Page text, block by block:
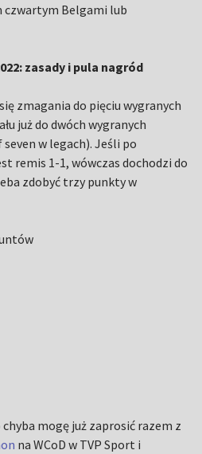
Belgami lub
zasady i pula nagród
zmagania do pięciu wygranych
już do dwóch wygranych
w legach). Jeśli po
remis 1-1, wówczas dochodzi do
zdobyć trzy punkty w
mogę już zaprosić razem z
na WCoD w TVP Sport i